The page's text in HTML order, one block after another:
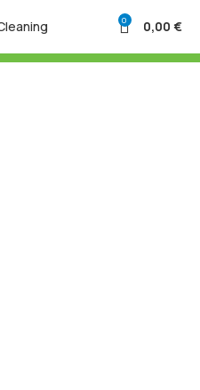
0 0,00 €